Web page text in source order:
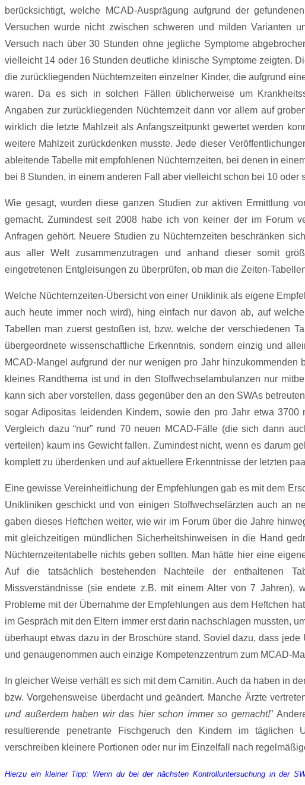
berücksichtigt, welche MCAD-Ausprägung aufgrund der
Versuchen wurde nicht zwischen schweren und milden Varianten
Versuch nach über 30 Stunden ohne jegliche Symptome
vielleicht 14 oder 16 Stunden deutliche klinische Symptome zeigten.
die zurückliegenden Nüchternzeiten einzelner Kinder, die aufgrund
waren. Da es sich in solchen Fällen üblicherweise um
Angaben zur zurückliegenden Nüchternzeit dann vor allem auf
wirklich die letzte Mahlzeit als Anfangszeitpunkt gewertet werden
weitere Mahlzeit zurückdenken musste. Jede dieser
ableitende Tabelle mit empfohlenen Nüchternzeiten, bei denen in
bei 8 Stunden, in einem anderen Fall aber vielleicht schon bei 10 oder
Wie gesagt, wurden diese ganzen Studien zur aktiven Ermittlung
gemacht. Zumindest seit 2008 habe ich von keiner der im Forum
Anfragen gehört. Neuere Studien zu Nüchternzeiten beschränken
aus aller Welt zusammenzutragen und anhand dieser somit
eingetretenen Entgleisungen zu überprüfen, ob man die Zeiten-
Welche Nüchternzeiten-Übersicht von einer Uniklinik als eigene
auch heute immer noch wird), hing einfach nur davon ab, auf
Tabellen man zuerst gestoßen ist, bzw. welche der verschiedenen
übergeordnete wissenschaftliche Erkenntnis, sondern einzig und
MCAD-Mangel aufgrund der nur wenigen pro Jahr
kleines Randthema ist und in den Stoffwechselambulanzen nur
kann sich aber vorstellen, dass gegenüber den an den SWAs
sogar Adipositas leidenden Kindern, sowie den pro Jahr etwa
Vergleich dazu “nur” rund 70 neuen MCAD-Fälle (die sich dann
verteilen) kaum ins Gewicht fallen. Zumindest nicht, wenn es darum
komplett zu überdenken und auf aktuellere Erkenntnisse der letzten
Eine gewisse Vereinheitlichung der Empfehlungen gab es mit dem
Unikliniken geschickt und von einigen Stoffwechselärzten auch an
gaben dieses Heftchen weiter, wie wir im Forum über die Jahre
mit gleichzeitigen mündlichen Sicherheitshinweisen in die Hand
Nüchternzeitentabelle nichts geben sollten. Man hätte hier eine
Auf die tatsächlich bestehenden Nachteile der enthaltenen
Missverständnisse (sie endete z.B. mit einem Alter von 7 Jahren),
Probleme mit der Übernahme der Empfehlungen aus dem Heftchen
im Gespräch mit den Eltern immer erst darin nachschlagen mussten,
überhaupt etwas dazu in der Broschüre stand. Soviel dazu, dass
und genaugenommen auch einzige Kompetenzzentrum zum MCAD-
In gleicher Weise verhält es sich mit dem Carnitin. Auch da haben in
bzw. Vorgehensweise überdacht und geändert. Manche Ärzte
und außerdem haben wir das hier schon immer so gemacht!”
resultierende penetrante Fischgeruch den Kindern im täglichen
verschreiben kleinere Portionen oder nur im Einzelfall nach
Hierzu ein kleiner Tipp: Wenn du bei der nächsten Kontrolluntersuchung in der